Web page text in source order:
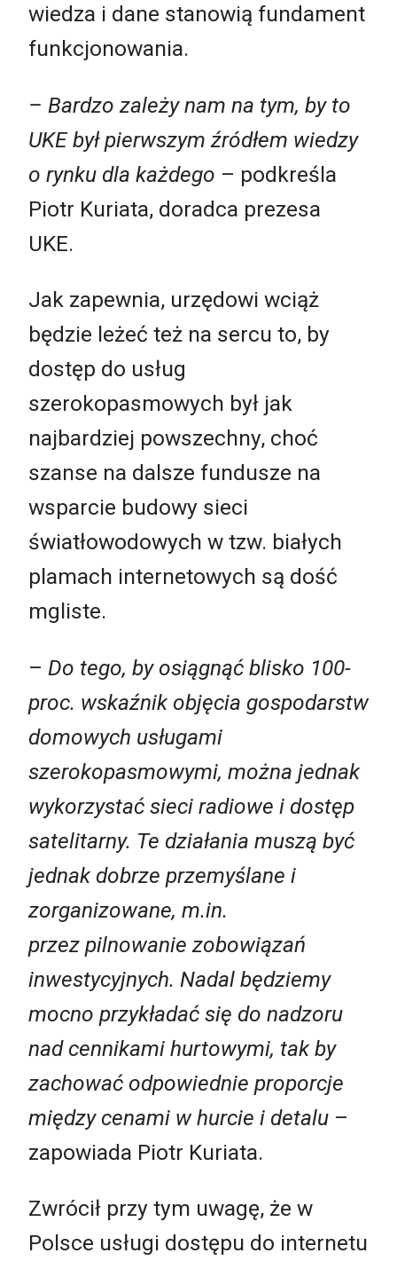
wiedza i dane stanowią fundament
funkcjonowania.
– Bardzo zależy nam na tym, by to
UKE był pierwszym źródłem wiedzy
o rynku dla każdego – podkreśla
Piotr Kuriata, doradca prezesa
UKE.
Jak zapewnia, urzędowi wciąż
będzie leżeć też na sercu to, by
dostęp do usług
szerokopasmowych był jak
najbardziej powszechny, choć
szanse na dalsze fundusze na
wsparcie budowy sieci
światłowodowych w tzw. białych
plamach internetowych są dość
mgliste.
– Do tego, by osiągnąć blisko 100-
proc. wskaźnik objęcia gospodarstw
domowych usługami
szerokopasmowymi, można jednak
wykorzystać sieci radiowe i dostęp
satelitarny. Te działania muszą być
jednak dobrze przemyślane i
zorganizowane, m.in.
przez pilnowanie zobowiązań
inwestycyjnych. Nadal będziemy
mocno przykładać się do nadzoru
nad cennikami hurtowymi, tak by
zachować odpowiednie proporcje
między cenami w hurcie i detalu –
zapowiada Piotr Kuriata.
Zwrócił przy tym uwagę, że w
Polsce usługi dostępu do internetu